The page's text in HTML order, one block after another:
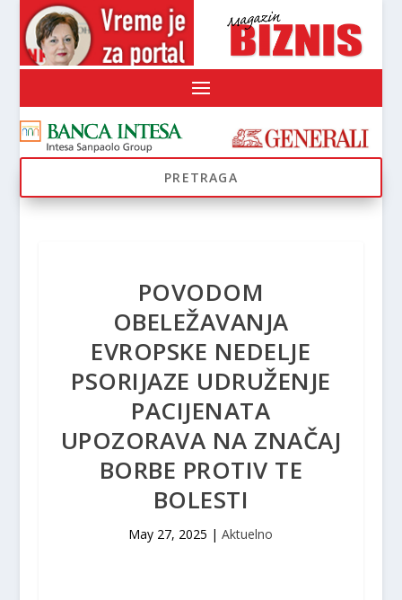
POVODOM
OBELEŽAVANJA
EVROPSKE NEDELJE
PSORIJAZE UDRUŽENJE
PACIJENATA
UPOZORAVA NA ZNAČAJ
BORBE PROTIV TE
BOLESTI
May 27, 2025 |Aktuelno